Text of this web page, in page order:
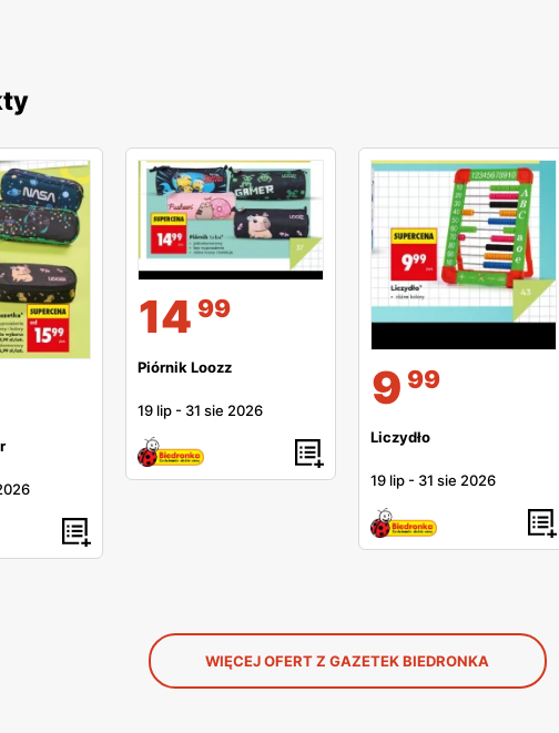
14 99
Piórnik Loozz
19 lip - 31 sie 2026 9 99
Liczydło
19 lip - 31 sie 2026
WIĘCEJ OFERT Z GAZETEK BIEDRONKA